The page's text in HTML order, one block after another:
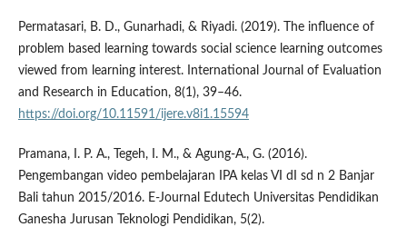
Permatasari, B. D., Gunarhadi, & Riyadi. (2019). The influence of
problem based learning towards social science learning outcomes
viewed from learning interest. International Journal of Evaluation
and Research in Education, 8(1), 39–46.
https://doi.org/10.11591/ijere.v8i1.15594
Pramana, I. P. A., Tegeh, I. M., & Agung-A., G. (2016).
Pengembangan video pembelajaran IPA kelas VI dI sd n 2 Banjar
Bali tahun 2015/2016. E-Journal Edutech Universitas Pendidikan
Ganesha Jurusan Teknologi Pendidikan, 5(2).